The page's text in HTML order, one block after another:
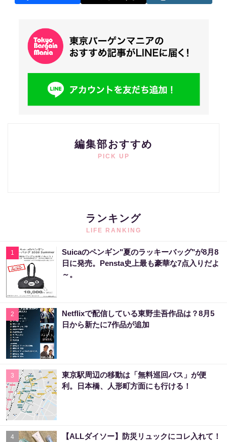
編集部おすすめ
PICK UP
ランキング
LIFE RANKING
1
Suicaのペンギン"夏のラッキーバッグ"が8月8
日に発売。Pensta史上最も豪華な7点入りだよ
～。
2
Netflixで配信している東野圭吾作品は？8月5
日から新たに7作品が追加
3
東京駅周辺の移動は「無料巡回バス」が便
利。日本橋、人形町方面にも行ける！
4
【ALLダイソー】防災リュックにコレ入れて！